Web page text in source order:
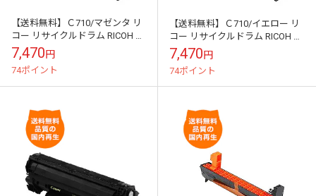
【送料無料】Ｃ710/マゼンタ リ
コー リサイクルドラム RICOH の
レーザープリンタにはやっぱり
リサイクル
7,470円
74ポイント
【送料無料】Ｃ710/イエロー リ
コー リサイクルドラム RICOH の
レーザープリンタにはやっぱり
リサイクル
7,470円
74ポイント